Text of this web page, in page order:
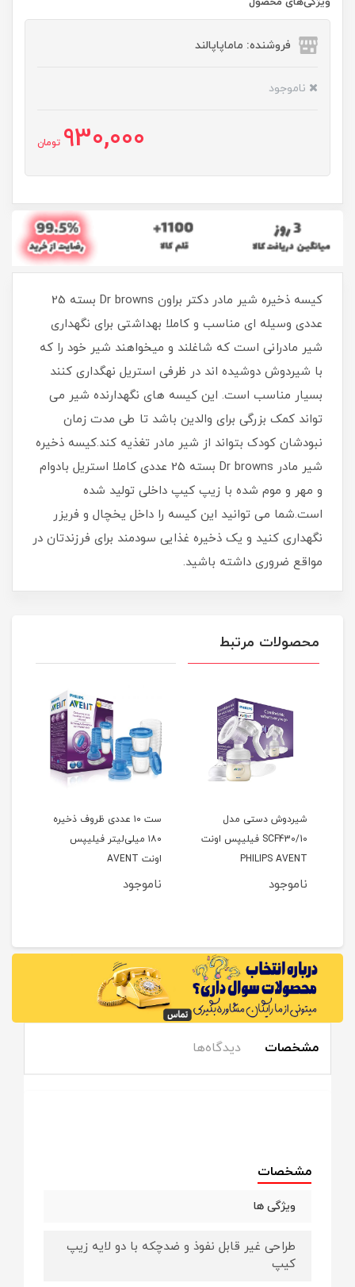
فروشنده: ماماپاپالند
ناموجود
930,000 تومان
کیسه ذخیره شیر مادر دکتر براون Dr browns بسته 25
عددی وسیله ای مناسب و کاملا بهداشتی برای نگهداری
شیر مادرانی است که شاغلند و میخواهند شیر خود را که
با شیردوش دوشیده اند در ظرفی استریل نهگداری کنند
بسیار مناسب است. این کیسه های نگهدارنده شیر می
تواند کمک بزرگی برای والدین باشد تا طی مدت زمان
نبودشان کودک بتواند از شیر مادر تغذیه کند.کیسه ذخیره
شیر مادر Dr browns بسته 25 عددی کاملا استریل بادوام
و مهر و موم شده با زیپ کیپ داخلی تولید شده
است.شما می توانید این کیسه را داخل یخچال و فریزر
نگهداری کنید و یک ذخیره غذایی سودمند برای فرزندتان در
مواقع ضروری داشته باشید.
محصولات مرتبط
شیردوش دستی مدل
SCF430/10 فیلیپس اونت
PHILIPS AVENT
ناموجود
ست ۱۰ عددی ظروف ذخیره
۱۸۰ میلی‌لیتر فیلیپس
اونت AVENT
ناموجود
مشخصات دیدگاه‌ها
مشخصات
ویژگی ها
طراحی غیر قابل نفوذ و ضدچکه با دو لایه زیپ
کیپ